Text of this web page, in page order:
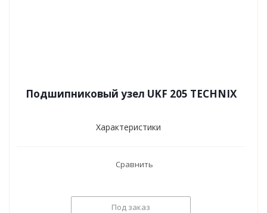
Подшипниковый узел UKF 205 TECHNIX
Характеристики
Сравнить
Под заказ